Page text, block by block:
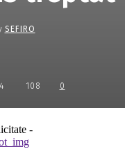
SEFIRO
108 0
-